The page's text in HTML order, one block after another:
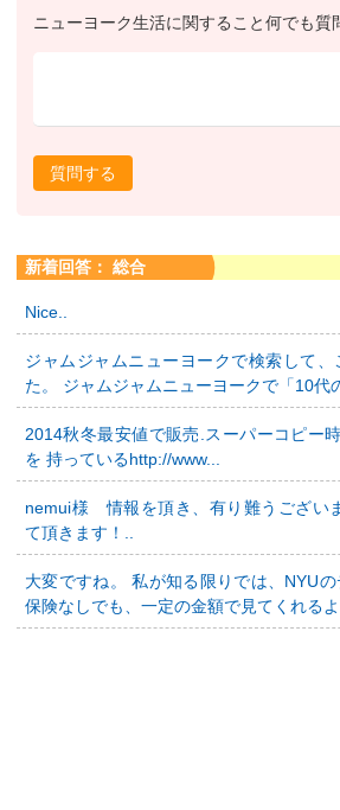
ニューヨーク生活に関すること何でも質
質問する
新着回答： 総合
Nice..
ジャムジャムニューヨークで検索して、
た。 ジャムジャムニューヨークで「10代
2014秋冬最安値で販売.スーパーコピー
を 持っているhttp://www...
nemui様 情報を頂き、有り難うござい
て頂きます！..
大変ですね。 私が知る限りでは、NYU
保険なしでも、一定の金額で見てくれるよ..